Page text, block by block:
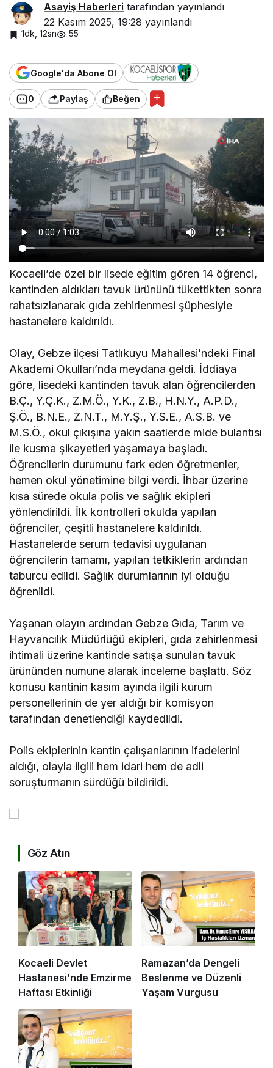
Asayiş Haberleri tarafından yayınlandı
22 Kasım 2025, 19:28 yayınlandı
1dk, 12sn 55
Google'da Abone Ol
0 Paylaş Beğen
Kocaeli’de özel bir lisede eğitim gören 14 öğrenci,
kantinden aldıkları tavuk ürününü tükettikten sonra
rahatsızlanarak gıda zehirlenmesi şüphesiyle
hastanelere kaldırıldı.
Olay, Gebze ilçesi Tatlıkuyu Mahallesi’ndeki Final
Akademi Okulları’nda meydana geldi. İddiaya
göre, lisedeki kantinden tavuk alan öğrencilerden
B.Ç., Y.Ç.K., Z.M.Ö., Y.K., Z.B., H.N.Y., A.P.D.,
Ş.Ö., B.N.E., Z.N.T., M.Y.Ş., Y.S.E., A.S.B. ve
M.S.Ö., okul çıkışına yakın saatlerde mide bulantısı
ile kusma şikayetleri yaşamaya başladı.
Öğrencilerin durumunu fark eden öğretmenler,
hemen okul yönetimine bilgi verdi. İhbar üzerine
kısa sürede okula polis ve sağlık ekipleri
yönlendirildi. İlk kontrolleri okulda yapılan
öğrenciler, çeşitli hastanelere kaldırıldı.
Hastanelerde serum tedavisi uygulanan
öğrencilerin tamamı, yapılan tetkiklerin ardından
taburcu edildi. Sağlık durumlarının iyi olduğu
öğrenildi.
Yaşanan olayın ardından Gebze Gıda, Tarım ve
Hayvancılık Müdürlüğü ekipleri, gıda zehirlenmesi
ihtimali üzerine kantinde satışa sunulan tavuk
ürününden numune alarak inceleme başlattı. Söz
konusu kantinin kasım ayında ilgili kurum
personellerinin de yer aldığı bir komisyon
tarafından denetlendiği kaydedildi.
Polis ekiplerinin kantin çalışanlarının ifadelerini
aldığı, olayla ilgili hem idari hem de adli
soruşturmanın sürdüğü bildirildi.
Göz Atın
Kocaeli Devlet
Hastanesi’nde Emzirme
Haftası Etkinliği
Ramazan’da Dengeli
Beslenme ve Düzenli
Yaşam Vurgusu